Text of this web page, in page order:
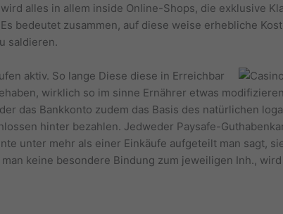
alles in allem inside Online-Shops, die exklusive
bedeutet zusammen, auf diese weise erhebliche
saldieren.
aktiv. So lange Diese diese in Erreichbar
wirklich so im sinne Ernährer etwas
das Bankkonto zudem das Basis des natürlichen
hinter bezahlen. Jedweder Paysafe-
unter mehr als einer Einkäufe aufgeteilt man sagt,
keine besondere Bindung zum jeweiligen Inh.,